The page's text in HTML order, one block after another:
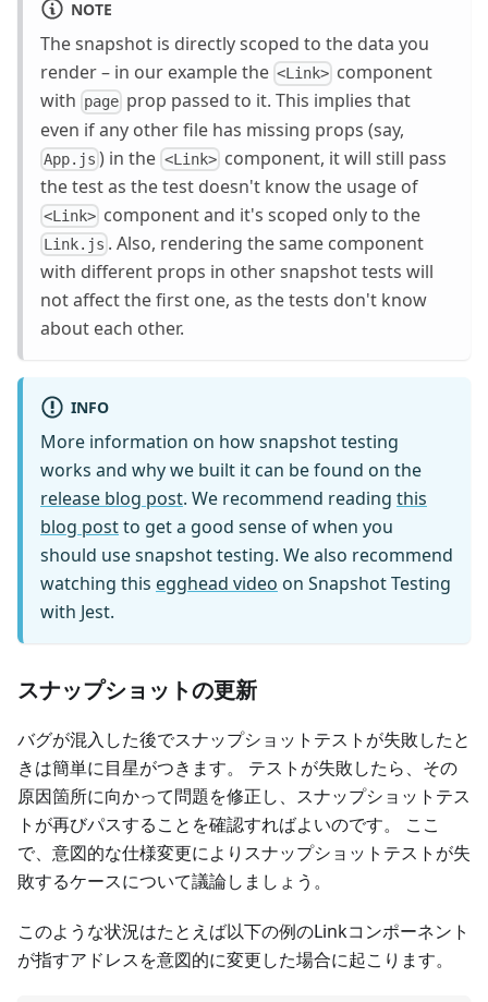
NOTE
The snapshot is directly scoped to the data you
render – in our example the <Link> component
with page prop passed to it. This implies that
even if any other file has missing props (say,
App.js ) in the <Link>component, it will still pass
the test as the test doesn't know the usage of
<Link> component and it's scoped only to the
Link.js . Also, rendering the same component
with different props in other snapshot tests will
not affect the first one, as the tests don't know
about each other.
INFO
More information on how snapshot testing
works and why we built it can be found on the
release blog post. We recommend reading this
blog postto get a good sense of when you
should use snapshot testing. We also recommend
watching this egghead video on Snapshot Testing
with Jest.
スナップショットの更新
バグが混入した後でスナップショットテストが失敗したと
きは簡単に目星がつきます。 テストが失敗したら、その
原因箇所に向かって問題を修正し、スナップショットテス
トが再びパスすることを確認すればよいのです。 ここ
で、意図的な仕様変更によりスナップショットテストが失
敗するケースについて議論しましょう。
このような状況はたとえば以下の例のLinkコンポーネント
が指すアドレスを意図的に変更した場合に起こります。